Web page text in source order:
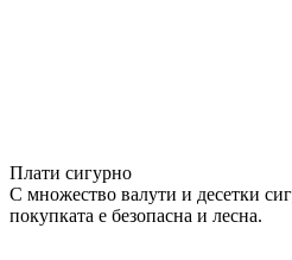
Плати сигурно
С множество валути и десетки
покупката е безопасна и лесна.